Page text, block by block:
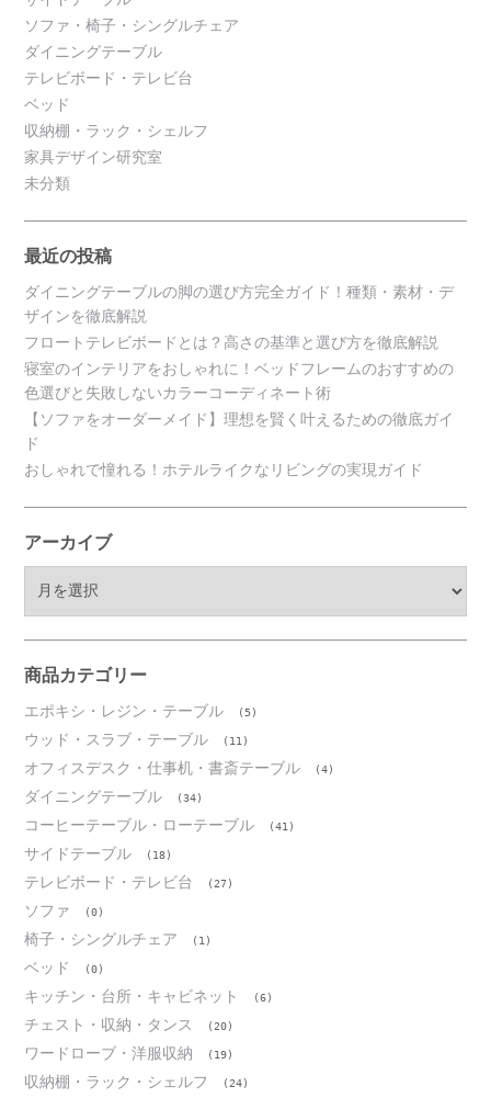
ソファ・椅子・シングルチェア
ダイニングテーブル
テレビボード・テレビ台
ベッド
収納棚・ラック・シェルフ
家具デザイン研究室
未分類
最近の投稿
ダイニングテーブルの脚の選び方完全ガイド！種類・素材・デ
ザインを徹底解説
フロートテレビボードとは？高さの基準と選び方を徹底解説
寝室のインテリアをおしゃれに！ベッドフレームのおすすめの
色選びと失敗しないカラーコーディネート術
【ソファをオーダーメイド】理想を賢く叶えるための徹底ガイ
ド
おしゃれで憧れる！ホテルライクなリビングの実現ガイド
アーカイブ
ブ
商品カテゴリー
エポキシ・レジン・テーブル (5)
ウッド・スラブ・テーブル (11)
オフィスデスク・仕事机・書斎テーブル (4)
ダイニングテーブル (34)
コーヒーテーブル・ローテーブル (41)
サイドテーブル (18)
テレビボード・テレビ台 (27)
ソファ (0)
椅子・シングルチェア (1)
ベッド (0)
キッチン・台所・キャビネット (6)
チェスト・収納・タンス (20)
ワードローブ・洋服収納 (19)
収納棚・ラック・シェルフ (24)